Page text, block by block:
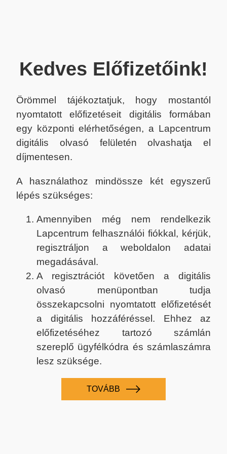
Kedves Előfizetőink!
Örömmel tájékoztatjuk, hogy mostantól
nyomtatott előfizetéseit digitális formában
egy központi elérhetőségen, a Lapcentrum
digitális olvasó felületén olvashatja el
díjmentesen.
A használathoz mindössze két egyszerű
lépés szükséges:
Amennyiben még nem rendelkezik
Lapcentrum felhasználói fiókkal, kérjük,
regisztráljon a weboldalon adatai
megadásával.
A regisztrációt követően a digitális
olvasó menüpontban tudja
összekapcsolni nyomtatott előfizetését
a digitális hozzáféréssel. Ehhez az
előfizetéséhez tartozó számlán
szereplő ügyfélkódra és számlaszámra
lesz szüksége.
TOVÁBB